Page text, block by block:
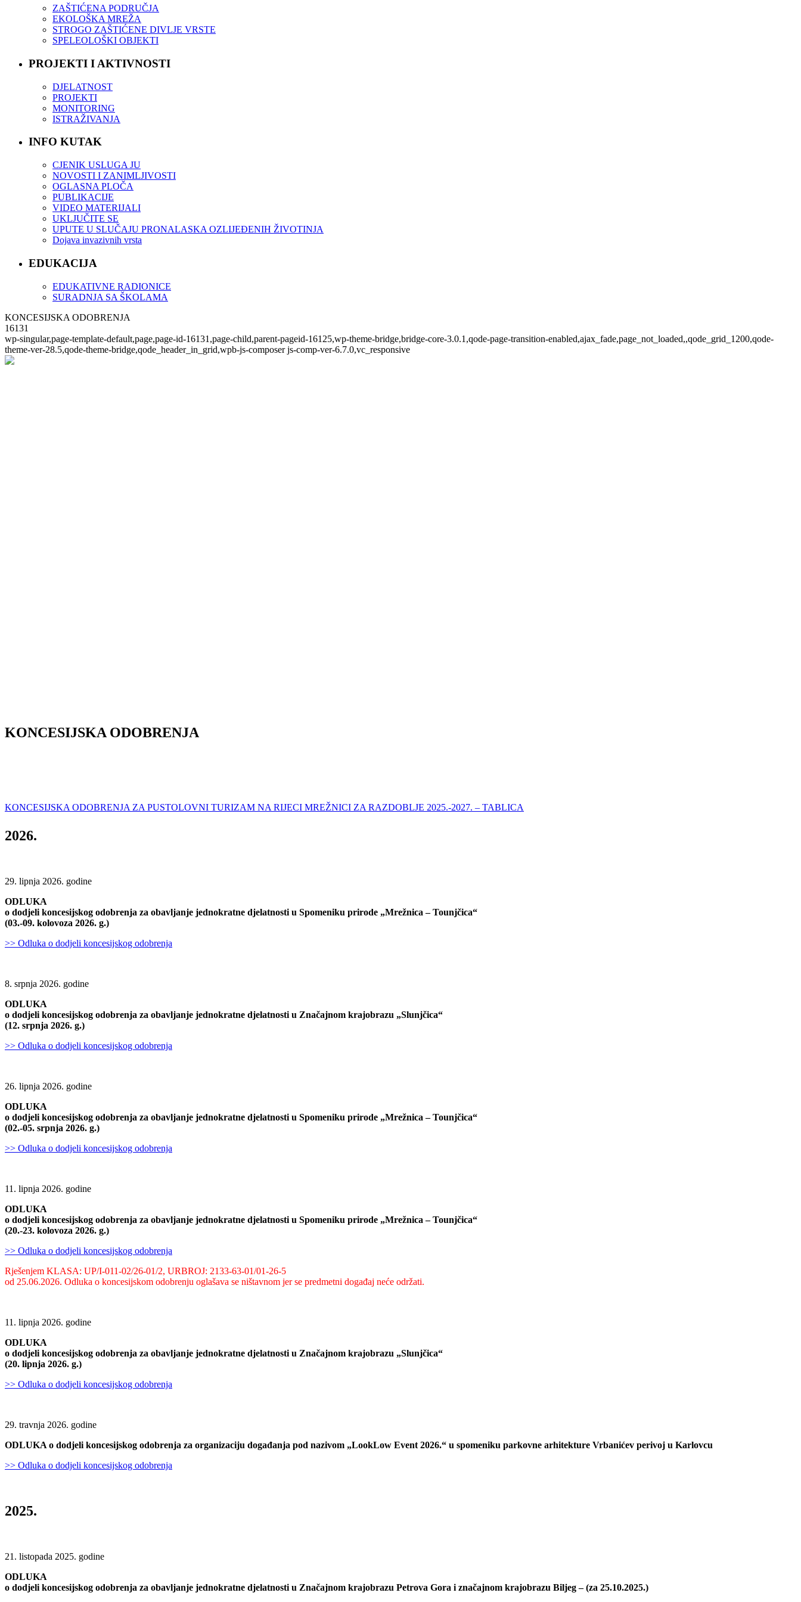
ZAŠTIĆENA PODRUČJA
EKOLOŠKA MREŽA
STROGO ZAŠTIĆENE DIVLJE VRSTE
SPELEOLOŠKI OBJEKTI
PROJEKTI I AKTIVNOSTI
DJELATNOST
PROJEKTI
MONITORING
ISTRAŽIVANJA
INFO KUTAK
CJENIK USLUGA JU
NOVOSTI I ZANIMLJIVOSTI
OGLASNA PLOČA
PUBLIKACIJE
VIDEO MATERIJALI
UKLJUČITE SE
UPUTE U SLUČAJU PRONALASKA OZLIJEĐENIH ŽIVOTINJA
Dojava invazivnih vrsta
EDUKACIJA
EDUKATIVNE RADIONICE
SURADNJA SA ŠKOLAMA
KONCESIJSKA ODOBRENJA
16131
wp-singular,page-template-default,page,page-id-16131,page-child,parent-pageid-16125,wp-theme-bridge,bridge-core-3.0.1,qode-page-transition-enabled,ajax_fade,page_not_loaded,,qode_grid_1200,qode-
theme-ver-28.5,qode-theme-bridge,qode_header_in_grid,wpb-js-composer js-comp-ver-6.7.0,vc_responsive
KONCESIJSKA ODOBRENJA
KONCESIJSKA ODOBRENJA ZA PUSTOLOVNI TURIZAM NA RIJECI MREŽNICI ZA RAZDOBLJE 2025.-2027. – TABLICA
2026.
29. lipnja 2026. godine
ODLUKA
o dodjeli koncesijskog odobrenja za obavljanje jednokratne djelatnosti u Spomeniku prirode „Mrežnica – Tounjčica“
(03.-09. kolovoza 2026. g.)
>> Odluka o dodjeli koncesijskog odobrenja
8. srpnja 2026. godine
ODLUKA
o dodjeli koncesijskog odobrenja za obavljanje jednokratne djelatnosti u Značajnom krajobrazu „Slunjčica“
(12. srpnja 2026. g.)
>> Odluka o dodjeli koncesijskog odobrenja
26. lipnja 2026. godine
ODLUKA
o dodjeli koncesijskog odobrenja za obavljanje jednokratne djelatnosti u Spomeniku prirode „Mrežnica – Tounjčica“
(02.-05. srpnja 2026. g.)
>> Odluka o dodjeli koncesijskog odobrenja
11. lipnja 2026. godine
ODLUKA
o dodjeli koncesijskog odobrenja za obavljanje jednokratne djelatnosti u Spomeniku prirode „Mrežnica – Tounjčica“
(20.-23. kolovoza 2026. g.)
>> Odluka o dodjeli koncesijskog odobrenja
Rješenjem KLASA: UP/I-011-02/26-01/2, URBROJ: 2133-63-01/01-26-5
od 25.06.2026. Odluka o koncesijskom odobrenju oglašava se ništavnom jer se predmetni događaj neće održati.
11. lipnja 2026. godine
ODLUKA
o dodjeli koncesijskog odobrenja za obavljanje jednokratne djelatnosti u Značajnom krajobrazu „Slunjčica“
(20. lipnja 2026. g.)
>> Odluka o dodjeli koncesijskog odobrenja
29. travnja 2026. godine
ODLUKA o dodjeli koncesijskog odobrenja za organizaciju događanja pod nazivom „LookLow Event 2026.“ u spomeniku parkovne arhitekture Vrbanićev perivoj u Karlovcu
>> Odluka o dodjeli koncesijskog odobrenja
2025.
21. listopada 2025. godine
ODLUKA
o dodjeli koncesijskog odobrenja za obavljanje jednokratne djelatnosti u Značajnom krajobrazu Petrova Gora i značajnom krajobrazu Biljeg – (za 25.10.2025.)